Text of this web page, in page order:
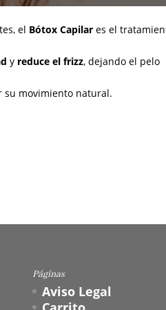
el Bótox Capilar es el
y reduce el frizz, dejando el pelo
su movimiento natural.
Páginas
Aviso Legal